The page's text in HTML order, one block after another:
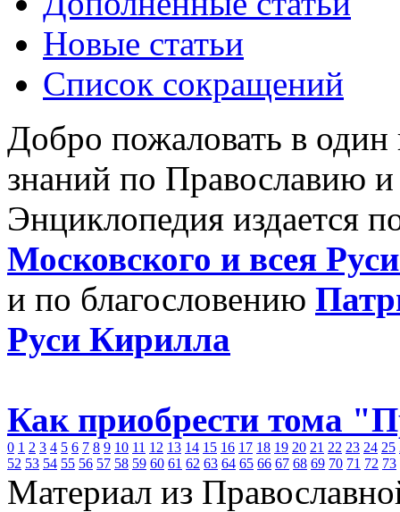
Новые статьи
Список сокращений
Добро пожаловать в
знаний по Православию
Энциклопедия издается
Московского и всея
и по благословению
Руси Кирилла
Как приобрести тома
0 1 2 3 4 5 6 7 8 9 10 11 12 13 14 15 16 17 18 19 20 21 22 23 24 25
52 53 54 55 56 57 58 59 60 61 62 63 64 65 66 67 68 69 70 71 72 73
Материал из